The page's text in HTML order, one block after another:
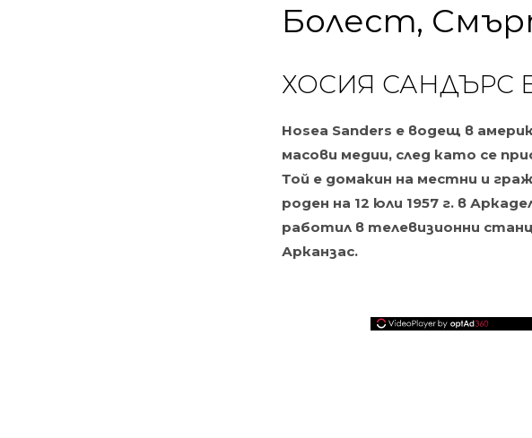
Болест,
ХОСИЯ САНДЪРС
Hosea Sanders е водещ в
масови медии, след като се
Той е домакин на местни и
роден на 12 юли 1957 г. в
работил в телевизионни
Арканзас.